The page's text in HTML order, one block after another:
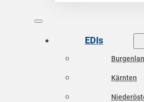
EDIs
Kärnten